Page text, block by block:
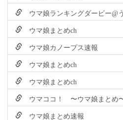
ウマ娘ランキングダービー@
ウマ娘まとめch
ウマ娘カノープス速報
ウマ娘まとめch
ウマ娘まとめch
ウマココ！ 〜ウマ娘まとめ
ウマ娘まとめ速報